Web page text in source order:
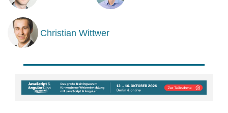
Christian Wittwer